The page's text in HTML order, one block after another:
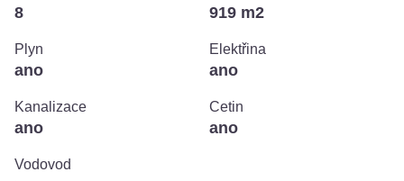
8 919 m2
Plyn
ano
Elektřina
ano
Kanalizace
ano
Cetin
ano
Vodovod